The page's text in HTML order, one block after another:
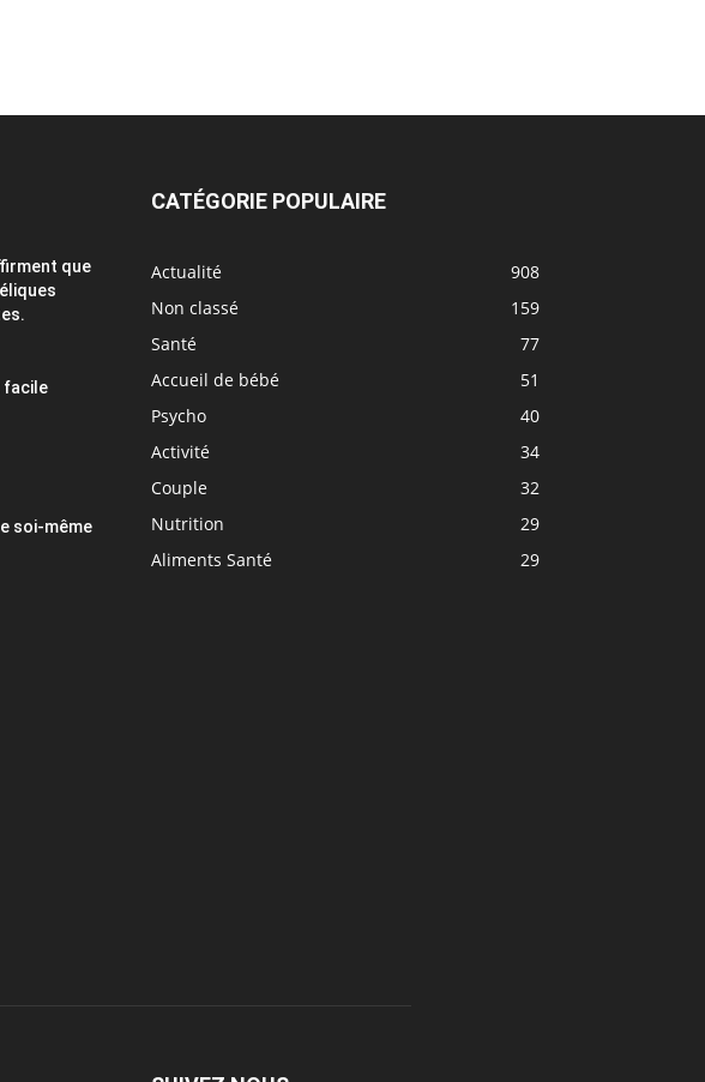
que
facile
soi-même
CATÉGORIE POPULAIRE
Actualité
908
Non classé
159
Santé
77
Accueil de bébé
51
Psycho
40
Activité
34
Couple
32
Nutrition
29
Aliments Santé
29